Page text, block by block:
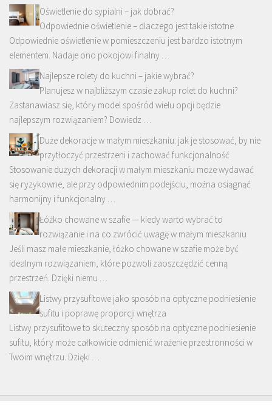
Oświetlenie do sypialni – jak dobrać?
Odpowiednie oświetlenie – dlaczego jest takie istotne
Odpowiednie oświetlenie w pomieszczeniu jest bardzo istotnym
elementem. Nadaje ono pokojowi finalny …
Najlepsze rolety do kuchni – jakie wybrać?
Planujesz w najbliższym czasie zakup rolet do kuchni?
Zastanawiasz się, który model spośród wielu opcji będzie
najlepszym rozwiązaniem? Dowiedz …
Duże dekoracje w małym mieszkaniu: jak je stosować, by nie
przytłoczyć przestrzeni i zachować funkcjonalność
Stosowanie dużych dekoracji w małym mieszkaniu może wydawać
się ryzykowne, ale przy odpowiednim podejściu, można osiągnąć
harmonijny i funkcjonalny …
Łóżko chowane w szafie — kiedy warto wybrać to
rozwiązanie i na co zwrócić uwagę w małym mieszkaniu
Jeśli masz małe mieszkanie, łóżko chowane w szafie może być
idealnym rozwiązaniem, które pozwoli zaoszczędzić cenną
przestrzeń. Dzięki niemu …
Listwy przysufitowe jako sposób na optyczne podniesienie
sufitu i poprawę proporcji wnętrza
Listwy przysufitowe to skuteczny sposób na optyczne podniesienie
sufitu, który może całkowicie odmienić wrażenie przestronności w
Twoim wnętrzu. Dzięki …